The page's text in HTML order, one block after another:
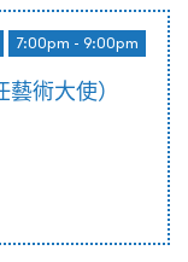
7:00pm - 9:00pm
術大使）